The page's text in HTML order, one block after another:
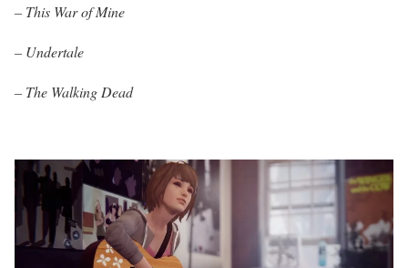
– This War of Mine
– Undertale
– The Walking Dead